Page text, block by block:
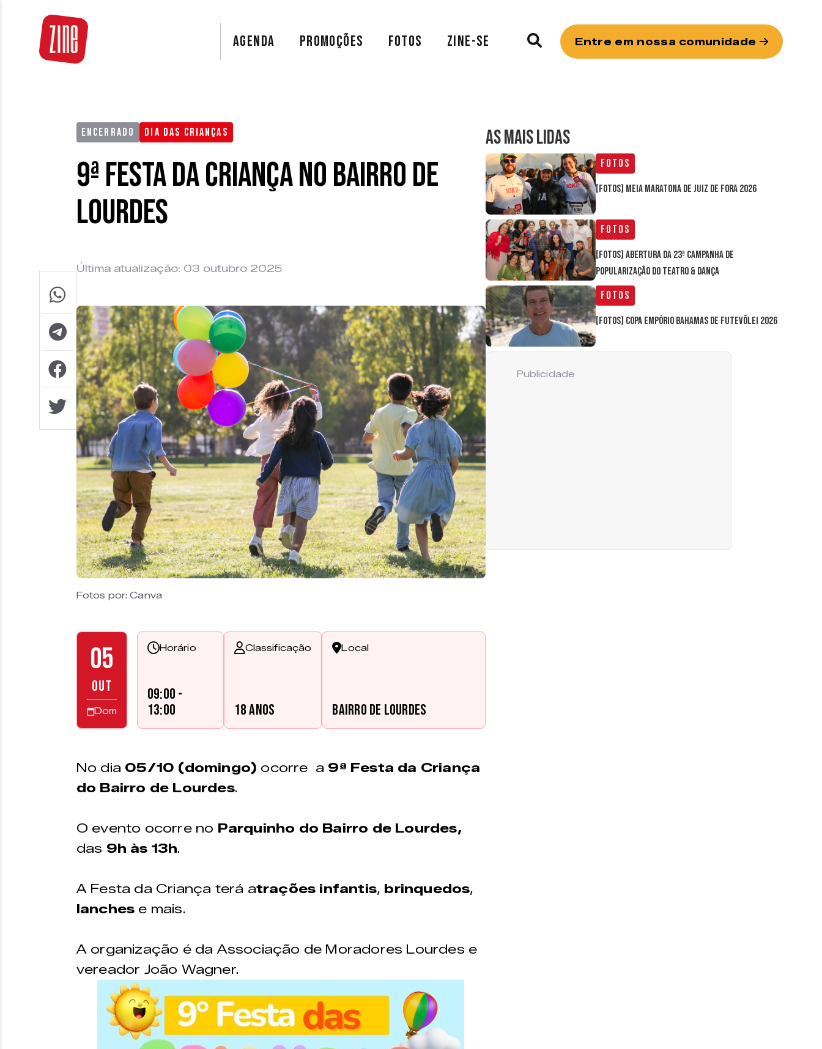
AGENDA PROMOÇÕES FOTOS ZINE-SE Entre em nossa comunidade
ENCERRADO DIA DAS CRIANÇAS
9ª Festa da Criança no Bairro de
Lourdes
Última atualização: 03 outubro 2025
Fotos por: Canva
05
OUT
Dom
Horário
09:00 -
13:00
Classificação
18 anos
Local
Bairro de Lourdes
No dia 05/10 (domingo) ocorre a 9ª Festa da Criança
do Bairro de Lourdes.
O evento ocorre no Parquinho do Bairro de Lourdes,
das 9h às 13h.
A Festa da Criança terá atrações infantis, brinquedos,
lanches e mais.
A organização é da Associação de Moradores Lourdes e
vereador João Wagner.
AS MAIS LIDAS
Fotos
[FOTOS] Meia Maratona de Juiz de Fora 2026
Fotos
[FOTOS] Abertura da 23ª Campanha de
Popularização do Teatro & Dança
Fotos
[FOTOS] Copa Empório Bahamas de Futevôlei 2026
Publicidade